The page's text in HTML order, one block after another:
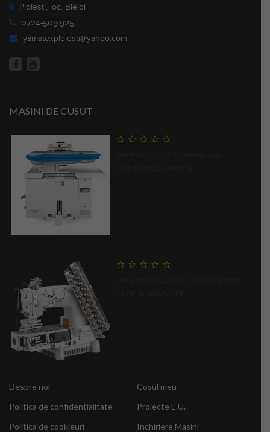
Ploiesti, loc. Blejoi
0724-509.925
yamatexploiesti@yahoo.com
MASINI DE CUSUT
Despre noi
Politica de confidentialitate
Politica de cookieuri
Cosul meu
Proiecte E.U.
Inchiriere Masini